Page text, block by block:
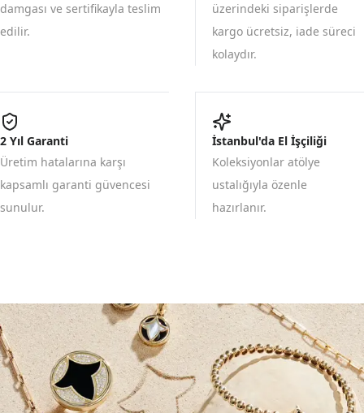
damgası ve sertifikayla teslim
edilir.
üzerindeki siparişlerde
kargo ücretsiz, iade süreci
kolaydır.
2 Yıl Garanti
Üretim hatalarına karşı
kapsamlı garanti güvencesi
sunulur.
İstanbul'da El İşçiliği
Koleksiyonlar atölye
ustalığıyla özenle
hazırlanır.